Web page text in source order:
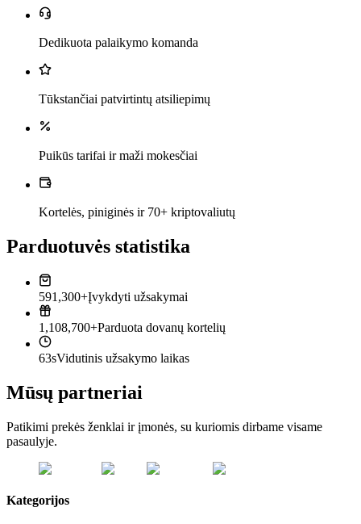
Dedikuota palaikymo komanda
Tūkstančiai patvirtintų atsiliepimų
Puikūs tarifai ir maži mokesčiai
Kortelės, piniginės ir 70+ kriptovaliutų
Parduotuvės statistika
591,300+Įvykdyti užsakymai
1,108,700+Parduota dovanų kortelių
63sVidutinis užsakymo laikas
Mūsų partneriai
Patikimi prekės ženklai ir įmonės, su kuriomis dirbame visame
pasaulyje.
Kategorijos